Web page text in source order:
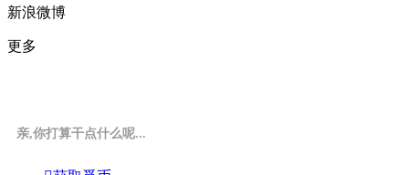
新浪微博
更多
亲,你打算干点什么呢...